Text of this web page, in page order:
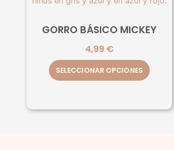
GORRO BÁSICO MICKEY
4,99 €
SELECCIONAR OPCIONES